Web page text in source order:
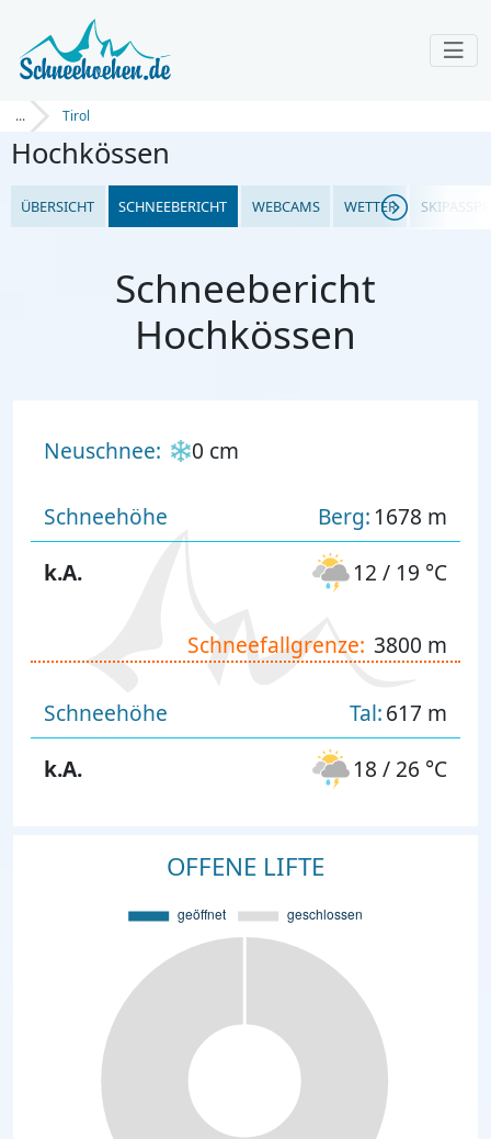
... Tirol
Hochkössen
ÜBERSICHT SCHNEEBERICHT WEBCAMS WETTER
Schneebericht
Hochkössen
Neuschnee: 0 cm
Schneehöhe Berg: 1678 m
k.A.
12 / 19 °C
Schneefallgrenze: 3800 m
Schneehöhe Tal:617 m
k.A.
18 / 26 °C
OFFENE LIFTE